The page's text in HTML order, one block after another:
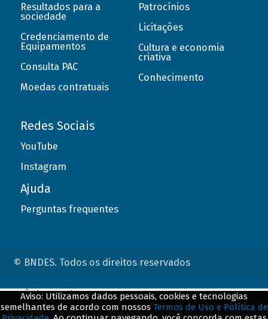
Resultados para a
sociedade
Credenciamento de
Equipamentos
Consulta PAC
Moedas contratuais
Patrocínios
Licitações
Cultura e economia
criativa
Conhecimento
Redes Sociais
YouTube
Instagram
Ajuda
Perguntas frequentes
© BNDES. Todos os direitos reservados
Aviso: Utilizamos dados pessoais, cookies e tecnologias
semelhantes de acordo com nossos Termos de Uso e Política de
ConteÃºdo complementar
${title}${badge}